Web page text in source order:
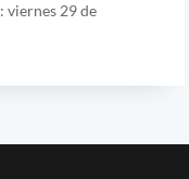
viernes 29 de